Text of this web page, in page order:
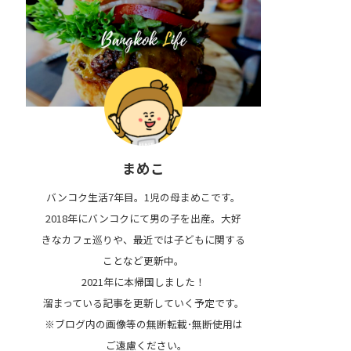
まめこ
バンコク生活7年目。1児の母まめこです。
2018年にバンコクにて男の子を出産。大好
きなカフェ巡りや、最近では子どもに関する
ことなど更新中。
2021年に本帰国しました！
溜まっている記事を更新していく予定です。
※ブログ内の画像等の無断転載･無断使用は
ご遠慮ください｡